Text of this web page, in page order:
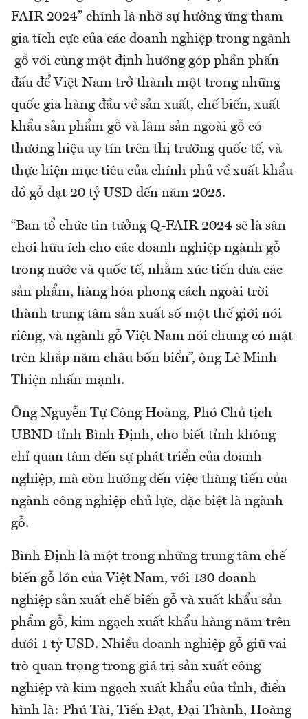
FAIR 2024” chính là nhờ sự hưởng ứng tham
gia tích cực của các doanh nghiệp trong ngành
gỗ với cùng một định hướng góp phần phấn
đấu để Việt Nam trở thành một trong những
quốc gia hàng đầu về sản xuất, chế biến, xuất
khẩu sản phẩm gỗ và lâm sản ngoài gỗ có
thương hiệu uy tín trên thị trường quốc tế, và
thực hiện mục tiêu của chính phủ về xuất khẩu
đồ gỗ đạt 20 tỷ USD đến năm 2025.
“Ban tổ chức tin tưởng Q-FAIR 2024 sẽ là sân
chơi hữu ích cho các doanh nghiệp ngành gỗ
trong nước và quốc tế, nhằm xúc tiến đưa các
sản phẩm, hàng hóa phong cách ngoài trời
thành trung tâm sản xuất số một thế giới nói
riêng, và ngành gỗ Việt Nam nói chung có mặt
trên khắp năm châu bốn biển”, ông Lê Minh
Thiện nhấn mạnh.
Ông Nguyễn Tự Công Hoàng, Phó Chủ tịch
UBND tỉnh Bình Định, cho biết tỉnh không
chỉ quan tâm đến sự phát triển của doanh
nghiệp, mà còn hướng đến việc thăng tiến của
ngành công nghiệp chủ lực, đặc biệt là ngành
gỗ.
Bình Định là một trong những trung tâm chế
biến gỗ lớn của Việt Nam, với 130 doanh
nghiệp sản xuất chế biến gỗ và xuất khẩu sản
phẩm gỗ, kim ngạch xuất khẩu hàng năm trên
dưới 1 tỷ USD. Nhiều doanh nghiệp gỗ giữ vai
trò quan trọng trong giá trị sản xuất công
nghiệp và kim ngạch xuất khẩu của tỉnh, điển
hình là: Phú Tài, Tiến Đạt, Đại Thành, Hoàng